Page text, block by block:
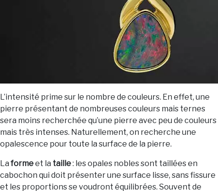
L’intensité prime sur le nombre de couleurs. En effet, une
pierre présentant de nombreuses couleurs mais ternes
sera moins recherchée qu’une pierre avec peu de couleurs
mais très intenses. Naturellement, on recherche une
opalescence pour toute la surface de la pierre.
La formeet la taille: les opales nobles sont taillées en
cabochon qui doit présenter une surface lisse, sans fissure
et les proportions se voudront équilibrées. Souvent de